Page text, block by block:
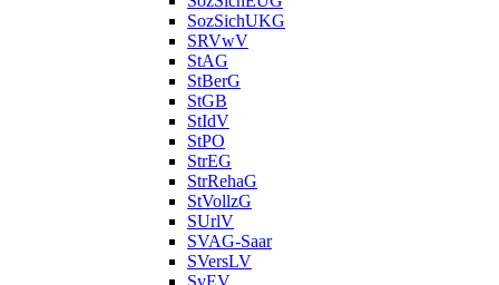
SozSichUKG
SRVwV
StAG
StBerG
StGB
StIdV
StPO
StrEG
StrRehaG
StVollzG
SUrlV
SVAG-Saar
SVersLV
SvEV